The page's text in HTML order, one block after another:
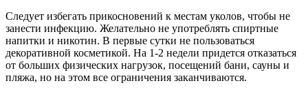
Следует избегать прикосновений к местам уколов, чтобы не
занести инфекцию. Желательно не употреблять спиртные
напитки и никотин. В первые сутки не пользоваться
декоративной косметикой. На 1-2 недели придется отказаться
от больших физических нагрузок, посещений бани, сауны и
пляжа, но на этом все ограничения заканчиваются.